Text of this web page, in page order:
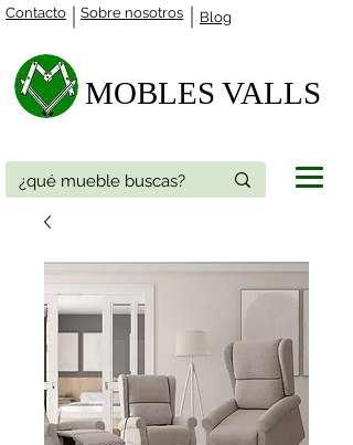
Contacto Blog
Sobre nosotros
MOBLES VALLS​